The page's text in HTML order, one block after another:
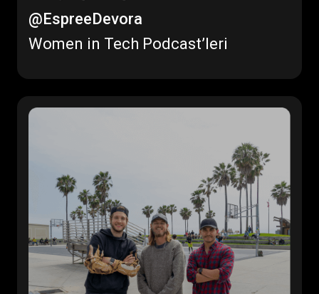
@EspreeDevora
Women in Tech Podcast’leri